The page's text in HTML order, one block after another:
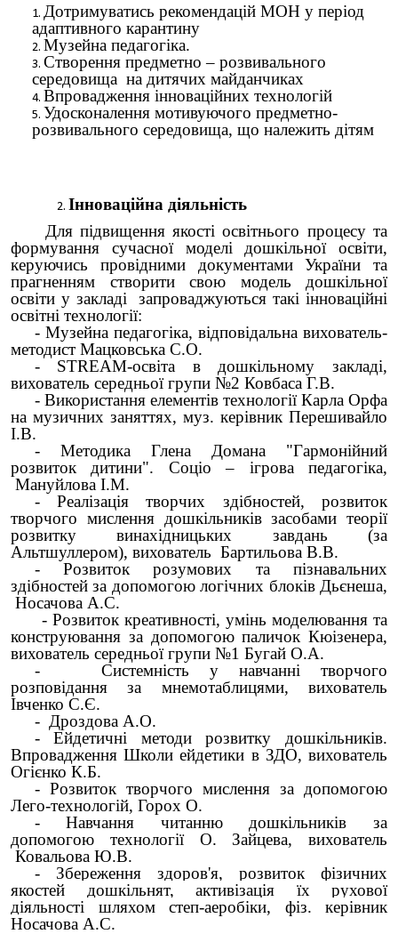
Дотримуватись рекомендацій МОН у період
адаптивного карантину
Музейна педагогіка.
Створення предметно – розвивального
середовища на дитячих майданчиках
Впровадження інноваційних технологій
Удосконалення мотивуючого предметно-
розвивального середовища, що належить дітям
Інноваційна діяльність
Для підвищення якості освітнього процесу та
формування сучасної моделі дошкільної освіти,
керуючись провідними документами України та
прагненням створити свою модель дошкільної
освіти у закладі запроваджуються такі інноваційні
освітні технології:
- Музейна педагогіка, відповідальна вихователь-
методист Мацковська С.О.
- STREAM-освіта в дошкільному закладі,
вихователь середньої групи №2 Ковбаса Г.В.
- Використання елементів технології Карла Орфа
на музичних заняттях, муз. керівник Перешивайло
І.В.
- Методика Глена Домана "Гармонійний
розвиток дитини". Соціо – ігрова педагогіка,
Мануйлова І.М.
- Реалізація творчих здібностей, розвиток
творчого мислення дошкільників засобами теорії
розвитку винахідницьких завдань (за
Альтшуллером), вихователь Бартильова В.В.
- Розвиток розумових та пізнавальних
здібностей за допомогою логічних блоків Дьєнеша,
Носачова А.С.
- Розвиток креативності, умінь моделювання та
конструювання за допомогою паличок Кюізенера,
вихователь середньої групи №1 Бугай О.А.
- Системність у навчанні творчого
розповідання за мнемотаблицями, вихователь
Івченко С.Є.
- Дроздова А.О.
- Ейдетичні методи розвитку дошкільників.
Впровадження Школи ейдетики в ЗДО, вихователь
Огієнко К.Б.
- Розвиток творчого мислення за допомогою
Лего-технологій, Горох О.
- Навчання читанню дошкільників за
допомогою технології О. Зайцева, вихователь
Ковальова Ю.В.
-Збереження здоров'я, розвиток фізичних
якостей дошкільнят, активізація їх рухової
діяльності шляхом степ-аеробіки, фіз. керівник
Носачова А.С.